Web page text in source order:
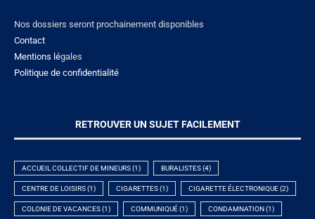
Nos dossiers seront prochainement disponibles
Contact
Mentions légales
Politique de confidentialité
RETROUVER UN SUJET FACILEMENT
ACCUEIL COLLECTIF DE MINEURS(1) BURALISTES(4)
CENTRE DE LOISIRS(1) CIGARETTES(1) CIGARETTE ÉLECTRONIQUE(2)
COLONIE DE VACANCES(1) COMMUNIQUÉ(1) CONDAMNATION (1)